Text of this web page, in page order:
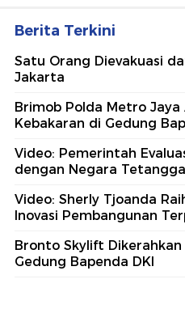
Berita Terkini
Satu Orang Dievakuasi
Jakarta
Brimob Polda Metro Jaya
Kebakaran di Gedung
Video: Pemerintah
dengan Negara Tetangga
Video: Sherly Tjoanda
Inovasi Pembangunan
Bronto Skylift
Gedung Bapenda DKI